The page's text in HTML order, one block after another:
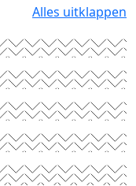
Alles uitklappen